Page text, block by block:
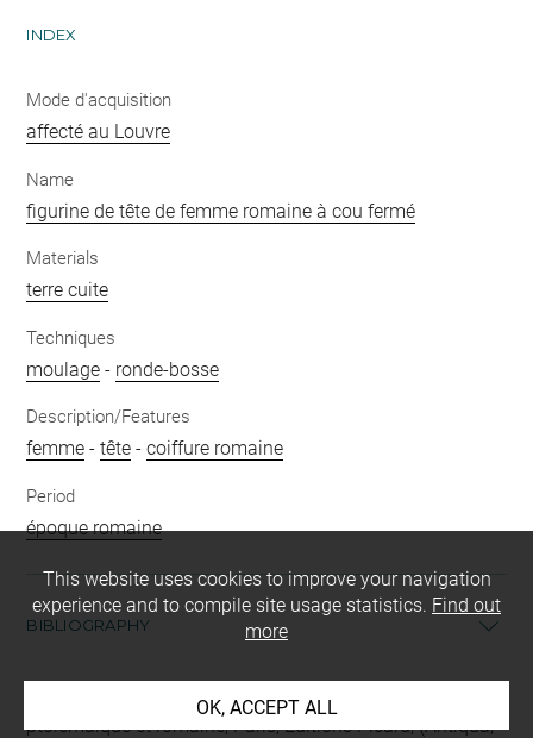
INDEX
Mode d'acquisition
affecté au Louvre
Name
figurine de tête de femme romaine à cou fermé
Materials
terre cuite
Techniques
moulage - ronde-bosse
Description/Features
femme -tête -coiffure romaine
Period
époque romaine
BIBLIOGRAPHY
ptolémaïque et romaine, Paris, Éditions Picard, (Antiqua,
This website uses cookies to improve your navigation
experience and to compile site usage statistics. Find out
more
OK, ACCEPT ALL